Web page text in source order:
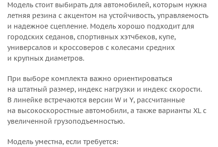
Модель стоит выбирать для автомобилей, которым нужна
летняя резина с акцентом на устойчивость, управляемость
и надежное сцепление. Модель хорошо подходит для
городских седанов, спортивных хэтчбеков, купе,
универсалов и кроссоверов с колесами средних
и крупных диаметров.
При выборе комплекта важно ориентироваться
на штатный размер, индекс нагрузки и индекс скорости.
В линейке встречаются версии W и Y, рассчитанные
на высокоскоростные автомобили, а также варианты XL с
увеличенной грузоподъемностью.
Модель уместна, если требуется: